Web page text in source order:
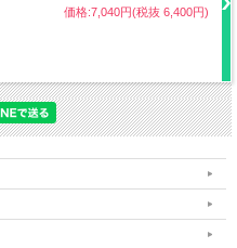
価格:7,040円(税抜 6,400円)